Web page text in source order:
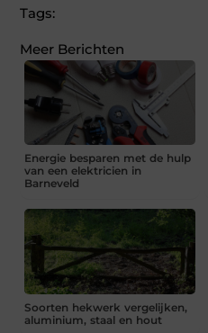
Tags:
Meer Berichten
Energie besparen met de hulp
van een elektricien in
Barneveld
Soorten hekwerk vergelijken,
aluminium, staal en hout